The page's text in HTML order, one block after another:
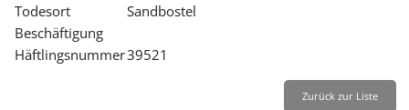
FORSCHUNG
SERVICE
Leichte Sprache
Todesort
Sandbostel
Beschäftigung
Häftlingsnummer39521
Zurück zur Liste